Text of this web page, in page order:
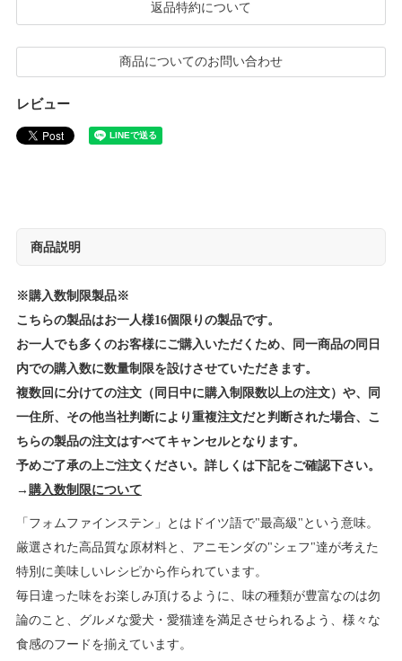
返品特約について
商品についてのお問い合わせ
レビュー
商品説明
※購入数制限製品※
こちらの製品はお一人様16個限りの製品です。
お一人でも多くのお客様にご購入いただくため、同一商品の同日
内での購入数に数量制限を設けさせていただきます。
複数回に分けての注文（同日中に購入制限数以上の注文）や、同
一住所、その他当社判断により重複注文だと判断された場合、こ
ちらの製品の注文はすべてキャンセルとなります。
予めご了承の上ご注文ください。詳しくは下記をご確認下さい。
→ 購入数制限について
「フォムファインステン」とはドイツ語で"最高級"という意味。
厳選された高品質な原材料と、アニモンダの"シェフ"達が考えた
特別に美味しいレシピから作られています。
毎日違った味をお楽しみ頂けるように、味の種類が豊富なのは勿
論のこと、グルメな愛犬・愛猫達を満足させられるよう、様々な
食感のフードを揃えています。